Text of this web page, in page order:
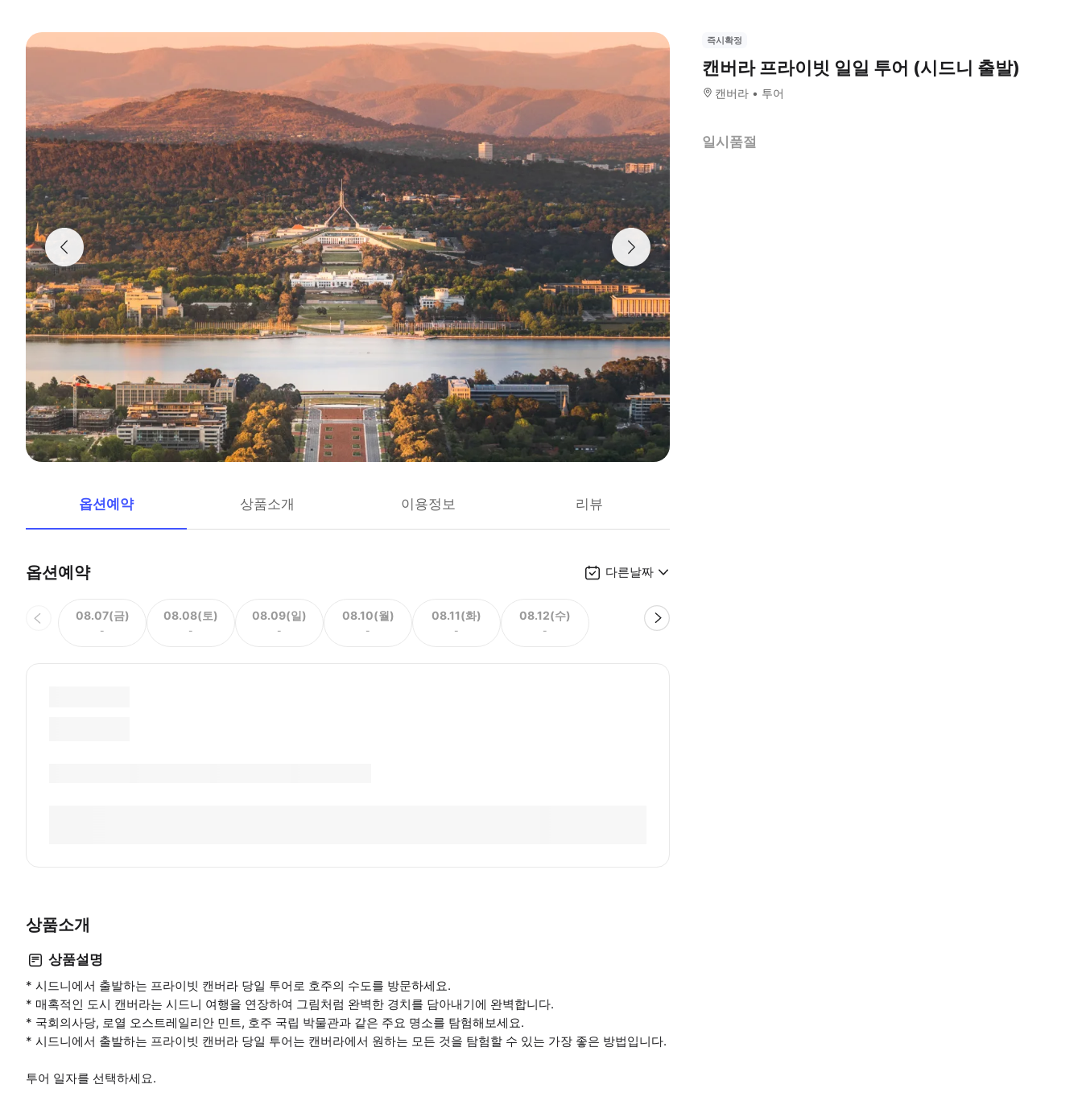
옵션예약 상품소개 이용정보 리뷰
옵션예약 다른날짜
08.07(금)
-
08.08(토)
-
08.09(일)
-
08.10(월)
-
08.11(화)
-
08.12(수)
-
상품소개
상품설명
* 시드니에서 출발하는 프라이빗 캔버라 당일 투어로 호주의 수도를 방문하세요.
* 매혹적인 도시 캔버라는 시드니 여행을 연장하여 그림처럼 완벽한 경치를 담아내기에 완벽합니다.
* 국회의사당, 로열 오스트레일리안 민트, 호주 국립 박물관과 같은 주요 명소를 탐험해보세요.
* 시드니에서 출발하는 프라이빗 캔버라 당일 투어는 캔버라에서 원하는 모든 것을 탐험할 수 있는 가장 좋은 방법입니다.
투어 일자를 선택하세요.
즉시확정
캔버라 프라이빗 일일 투어 (시드니 출발)
캔버라 투어
일시품절